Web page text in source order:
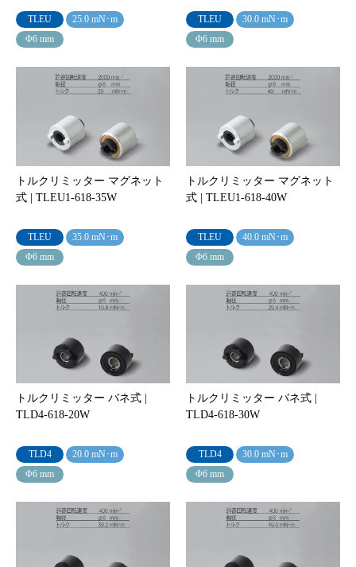
TLEU
25.0 mN･m
Φ6 mm
TLEU
30.0 mN･m
Φ6 mm
トルクリミッター マグネット
式 | TLEU1-618-35W
TLEU
35.0 mN･m
Φ6 mm
トルクリミッター マグネット
式 | TLEU1-618-40W
TLEU
40.0 mN･m
Φ6 mm
トルクリミッター バネ式 |
TLD4-618-20W
TLD4
20.0 mN･m
Φ6 mm
トルクリミッター バネ式 |
TLD4-618-30W
TLD4
30.0 mN･m
Φ6 mm